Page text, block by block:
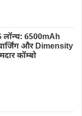
6500mAh
और Dimensity
कॉम्बो